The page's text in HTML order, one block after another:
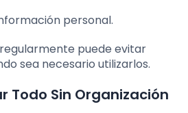
personal.
puede evitar
sea necesario utilizarlos.
Todo Sin Organización